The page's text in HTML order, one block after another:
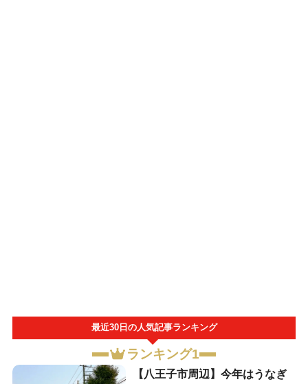
最近30日の人気記事ランキング
ランキング1
【八王子市周辺】今年はうなぎ